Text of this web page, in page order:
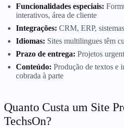
Funcionalidades especiais:
interativos, área de cliente
Integrações: CRM, ERP,
Idiomas: Sites multilingues têm
Prazo de entrega: Projetos
Conteúdo: Produção de textos e
cobrada à parte
Quanto Custa um Site
TechsOn?